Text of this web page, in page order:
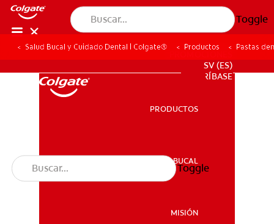
Toggle
SALUD BUCAL
SV (ES)
SUSCRÍBASE
PRODUCTOS
SALUD BUCAL
MISIÓN
Toggle
Salud Bucal y Cuidado Dental | Colgate® Productos Pastas